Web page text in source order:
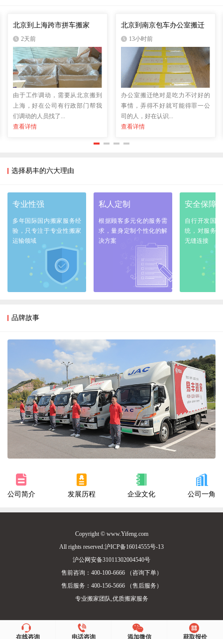
北京到上海跨市拼车搬家
2天前
由于工作调动，需要从北京搬到
上海，好在公司有行政部门帮我
们调动的人员找了...
查看详情
北京到南京包车办公室搬迁
13小时前
办公室搬迁绝对是吃力不讨好的
事情，弄得不好就可能得罪一公
司的人，好在认识...
查看详情
选择易丰的六大理由
专业性强
多年国际国内搬家服务经
验，只专注于专业性搬家
运输领域
私人定制
根据顾客多元化的服务需
求，量身定制个性化的解
决方案
安全保障
自行开发国
统，对服务
无缝连接
品牌故事
公司简介 发展历程 企业文化 公司一角
Copyright © www.Yifeng.com
All rights reserved.沪ICP备16014555号-13
沪公网安备31011302004540号
售前咨询：400-100-6666 （咨询下单）
售后服务：400-156-5666 （售后服务）
专业搬家团队,优质搬家服务
在线咨询 电话咨询 添加微信 获取报价